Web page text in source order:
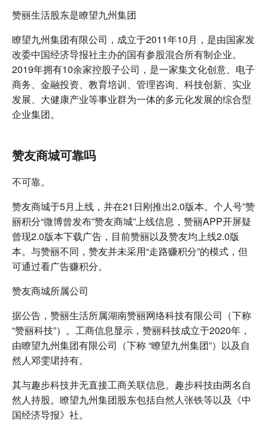
赞丽生活股东是瞭望九州集团
瞭望九州集团有限公司，成立于2011年10月，是由国家发
改委中国经济导报社主办的国有参股混合所有制企业。
2019年拥有10余家控股子公司，是一家集文化创意、电子
商务、金融投资、教育培训、管理咨询、科技创新、实业
发展、大健康产业等事业群为一体的多元化发展的综合型
企业集团。
赞友商城可靠吗
不可靠。
赞友商城于5月上线，并在21日刚推出2.0版本。个人号”赞
丽积分“微博曾发布”赞友商城”上线信息，赞丽APP开屏疑
曾现2.0版本下载广告，目前赞丽以及赞友均上线2.0版
本。与赞丽不同，赞友并未采用“走路赚积分”的模式，但
可通过看广告赚积分。
赞友商城所属公司
据公告，赞丽生活所属湖南赞丽网络科技有限公司（下称
“赞丽科技”）。工商信息显示，赞丽科技成立于2020年，
由瞭望九州集团有限公司（下称 “瞭望九州集团”）以及自
然人邓雯珺持有。
其与趣步科技并无直接工商关联信息。趣步科技由两名自
然人持股。瞭望九州集团股东包括自然人张铁等以及《中
国经济导报》社。